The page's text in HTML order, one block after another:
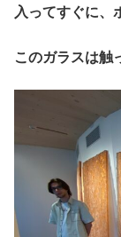
入ってすぐに、
このガラスは触